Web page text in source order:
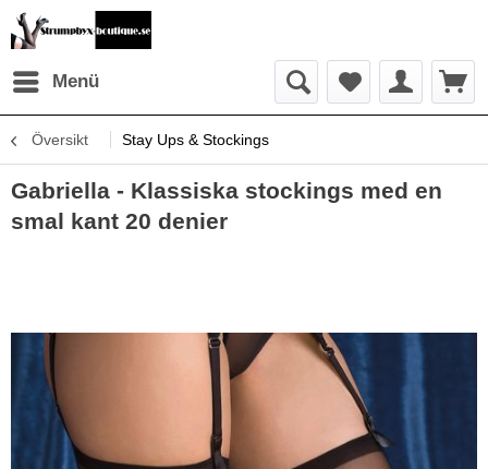
Menü
Översikt Stay Ups & Stockings
Gabriella - Klassiska stockings med en
smal kant 20 denier